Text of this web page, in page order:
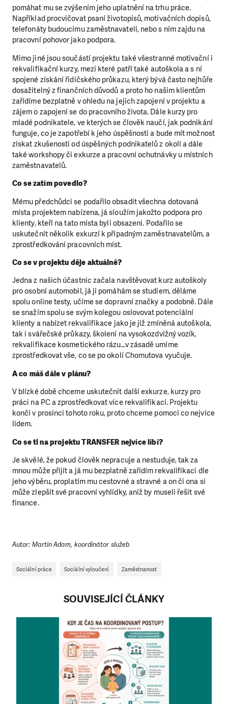
pomáhat mu se zvýšením jeho uplatnění na trhu práce.
Například procvičovat psaní životopisů, motivačních dopisů,
telefonáty budoucímu zaměstnavateli, nebo s ním zajdu na
pracovní pohovor jako podpora.
Mimo jiné jsou součástí projektu také všestranné motivační i
rekvalifikační kurzy, mezi které patří také autoškola a s ní
spojené získání řidičského průkazu, který bývá často nejhůře
dosažitelný z finančních důvodů a proto ho našim klientům
zařídíme bezplatně v ohledu na jejich zapojení v projektu a
zájem o zapojení se do pracovního života. Dále kurzy pro
mladé podnikatele, ve kterých se člověk naučí, jak podnikání
funguje, co je zapotřebí k jeho úspěšnosti a bude mít možnost
získat zkušenosti od úspěšných podnikatelů z okolí a dále
také workshopy či exkurze a pracovní ochutnávky u místních
zaměstnavatelů.
Co se zatím povedlo?
Mému předchůdci se podařilo obsadit všechna dotovaná
místa projektem nabízena, já sloužím jakožto podpora pro
klienty, kteří na tato místa byli obsazeni. Podařilo se
uskutečnit několik exkurzí k případným zaměstnavatelům, a
zprostředkování pracovních míst.
Co se v projektu děje aktuálně?
Jedna z našich účastnic začala navštěvovat kurz autoškoly
pro osobní automobil, já ji pomáhám se studiem, děláme
spolu online testy, učíme se dopravní značky a podobně. Dále
se snažím spolu se svým kolegou oslovovat potenciální
klienty a nabízet rekvalifikace jako je již zmíněná autoškola,
tak i svářečské průkazy, školení na vysokozdvižný vozík,
rekvalifikace kosmetického rázu…v zásadě umíme
zprostředkovat vše, co se po okolí Chomutova vyučuje.
A co máš dále v plánu?
V blízké době chceme uskutečnit další exkurze, kurzy pro
práci na PC a zprostředkovat více rekvalifikací. Projektu
končí v prosinci tohoto roku, proto chceme pomoci co nejvíce
lidem.
Co se ti na projektu TRANSFER nejvíce líbí?
Je skvělé, že pokud člověk nepracuje a nestuduje, tak za
mnou může přijít a já mu bezplatně zařídím rekvalifikaci dle
jeho výběru, proplatím mu cestovné a stravné a on či ona si
může zlepšit své pracovní vyhlídky, aniž by museli řešit své
finance.
Autor: Martin Adam, koordinátor služeb
Sociální práce Sociální vyloučení Zaměstnanost
SOUVISEJÍCÍ ČLÁNKY